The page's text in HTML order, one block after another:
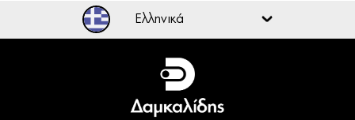
Ελληνικά
Ελληνικά
English